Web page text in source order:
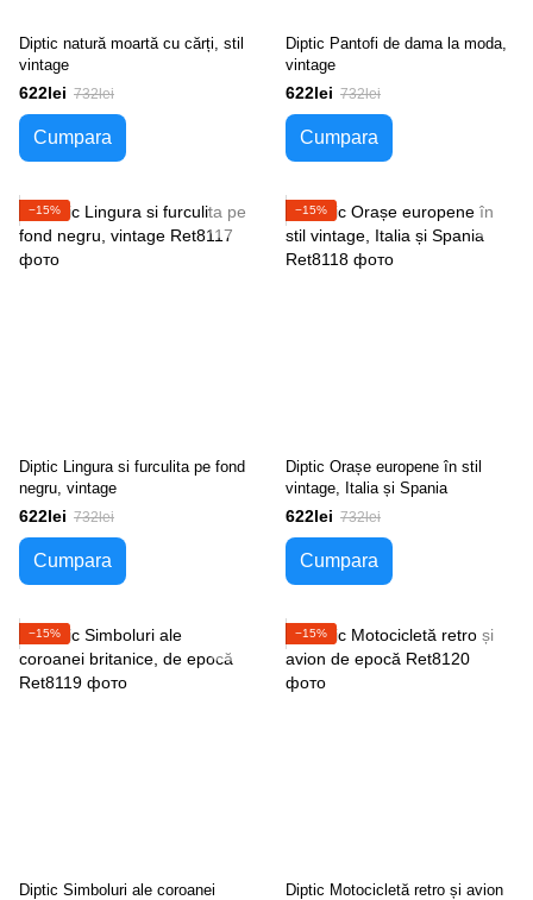
Diptic natură moartă cu cărți, stil
vintage
622lei 732lei
Cumpara
Diptic Pantofi de dama la moda,
vintage
622lei 732lei
Cumpara
−15%
Diptic Lingura si furculita pe fond
negru, vintage
622lei 732lei
Cumpara
−15%
Diptic Orașe europene în stil
vintage, Italia și Spania
622lei 732lei
Cumpara
−15%
Diptic Simboluri ale coroanei
−15%
Diptic Motocicletă retro și avion